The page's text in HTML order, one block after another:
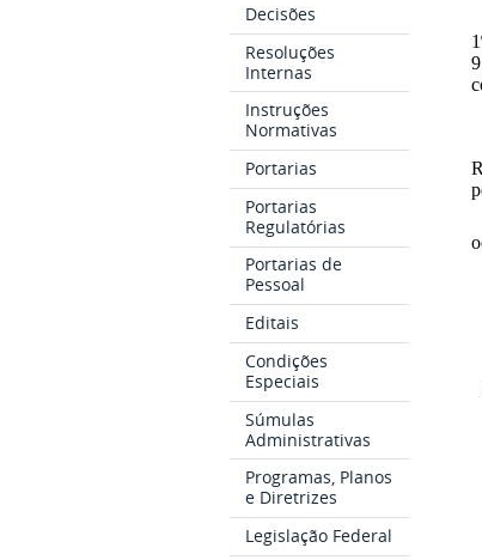
Decisões
Resoluções
Internas
Instruções
Normativas
Portarias
Portarias
Regulatórias
Portarias de
Pessoal
Editais
Condições
Especiais
Súmulas
Administrativas
Programas, Planos
e Diretrizes
Legislação Federal